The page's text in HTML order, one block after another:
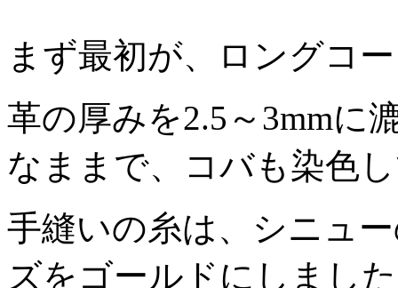
まず最初が、ロングコ
革の厚みを2.5～3mmに
なままで、コバも染色
手縫いの糸は、シニュ
ズをゴールドにしまし